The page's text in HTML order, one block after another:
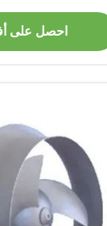
احصل على